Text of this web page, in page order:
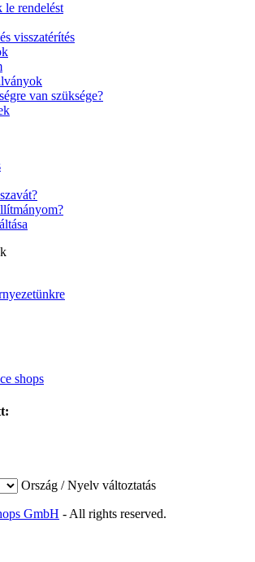
le rendelést
visszatérítés
van szüksége?
shops
Ország / Nyelv változtatás
GmbH - All rights reserved.